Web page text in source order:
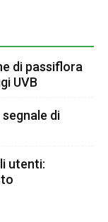
di passiflora
UVB
di
utenti: